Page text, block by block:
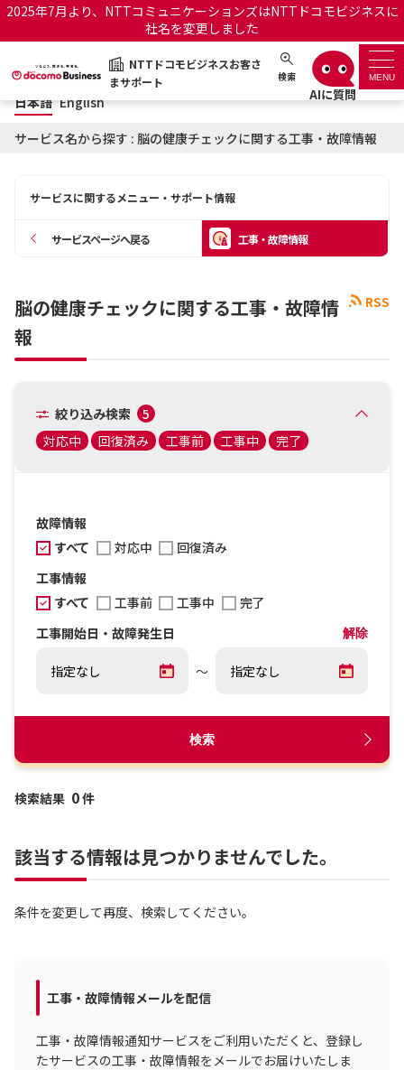
2025年7月より、NTTコミュニケーションズはNTTドコモビジネスに
社名を変更しました
NTTドコモビジネスお客さ
まサポート
検索 MENU
NTTドコモビジネスお客さまサポート 日本語 English
サポートトップ
OCNのお客さまはこちら
工事・故障情報通知サー
日本語 English
サービス名から探す : 脳の健康チェックに関する工事・故障情報
サービスに関するメニュー・サポート情報
サービスページへ戻る 工事・故障情報
RSS
脳の健康チェックに関する工事・故障情
報
絞り込み検索
5
対応中
回復済み 工事前 工事中 完了
故障情報
すべて
対応中
回復済み
工事情報
すべて
工事前 工事中
完了
工事開始日・故障発生日
解除
～
検索
検索結果 0件
該当する情報は見つかりませんでした。
条件を変更して再度、検索してください。
工事・故障情報メールを配信
工事・故障情報通知サービスをご利用いただくと、登録し
たサービスの工事・故障情報をメールでお届けいたしま